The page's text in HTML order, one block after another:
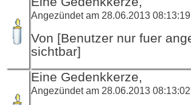
Angezündet am 28.06.2013 08:13:19
Von [Benutzer nur fuer
sichtbar]
Eine Gedenkkerze,
Angezündet am 28.06.2013 08:13:02